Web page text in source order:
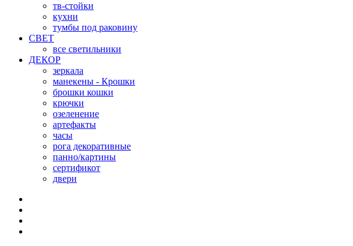
тв-стойки
кухни
тумбы под раковину
СВЕТ
все светильники
ДЕКОР
зеркала
манекены - Крошки
брошки кошки
крючки
озеленение
артефакты
часы
рога декоративные
панно/картины
сертификот
двери